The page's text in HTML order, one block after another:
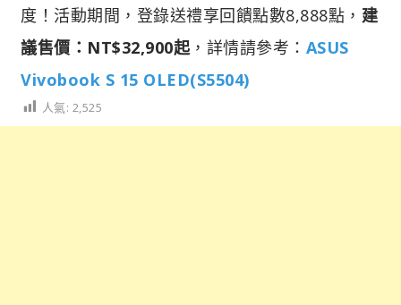
度！活動期間，登錄送禮享回饋點數8,888點， 建
議售價：NT$32,900起 ，詳情請參考： ASUS
Vivobook S 15 OLED(S5504)
人氣: 2,525